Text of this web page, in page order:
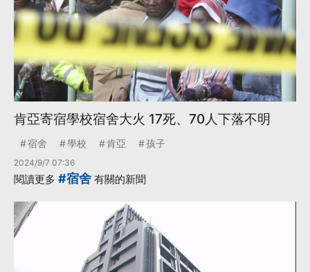
肯亞寄宿學校宿舍大火 17死、70人下落不明
宿舍 學校 肯亞 孩子
2024/9/7 07:36
閱讀更多 #宿舍 有關的新聞